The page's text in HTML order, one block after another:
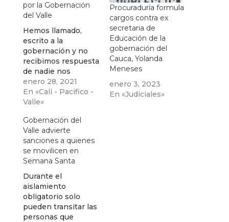
por la Gobernación
del Valle
Hemos llamado,
escrito a la
gobernación y no
recibimos respuesta
de nadie nos
sentimos
engañadas
atropelladas,
Olga Criollo
enero 28, 2021
En «Cali - Pacifico -
Valle»
Procuraduría formula
cargos contra ex
secretaria de
Educación de la
gobernación del
Cauca, Yolanda
Meneses
enero 3, 2023
En «Judiciales»
Gobernación del
Valle advierte
sanciones a quienes
se movilicen en
Semana Santa
Durante el
aislamiento
obligatorio solo
pueden transitar las
personas que